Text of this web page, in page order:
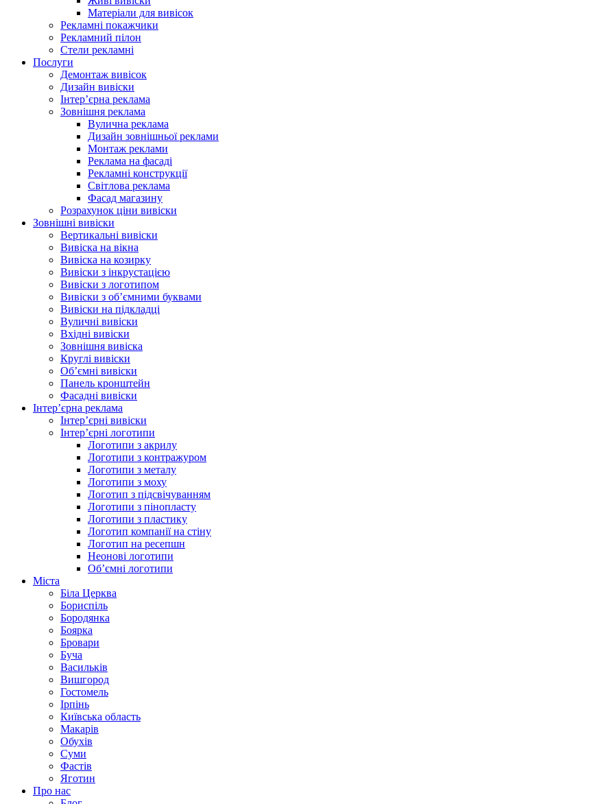
Матеріали для вивісок
Рекламні покажчики
Рекламний пілон
Стели рекламні
Послуги
Демонтаж вивісок
Дизайн вивіски
Інтер’єрна реклама
Зовнішня реклама
Вулична реклама
Дизайн зовнішньої реклами
Монтаж реклами
Реклама на фасаді
Рекламні конструкції
Світлова реклама
Фасад магазину
Розрахунок ціни вивіски
Зовнішні вивіски
Вертикальні вивіски
Вивіска на вікна
Вивіска на козирку
Вивіски з інкрустацією
Вивіски з логотипом
Вивіски з об’ємними буквами
Вивіски на підкладці
Вуличні вивіски
Вхідні вивіски
Зовнішня вивіска
Круглі вивіски
Об’ємні вивіски
Панель кронштейн
Фасадні вивіски
Інтер’єрна реклама
Інтер’єрні вивіски
Інтер’єрні логотипи
Логотипи з акрилу
Логотипи з контражуром
Логотипи з металу
Логотипи з моху
Логотип з підсвічуванням
Логотипи з пінопласту
Логотипи з пластику
Логотип компанії на стіну
Логотип на ресепшн
Неонові логотипи
Об’ємні логотипи
Міста
Біла Церква
Бориспіль
Бородянка
Боярка
Бровари
Буча
Васильків
Вишгород
Гостомель
Ірпінь
Київська область
Макарів
Обухів
Суми
Фастів
Яготин
Про нас